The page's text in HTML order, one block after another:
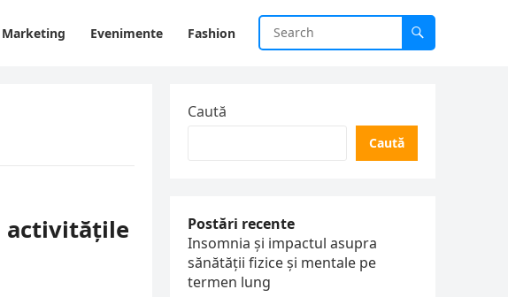
Marketing Evenimente Fashion
activitățile
Caută
Caută
Postări recente
Insomnia și impactul asupra
sănătății fizice și mentale pe
termen lung